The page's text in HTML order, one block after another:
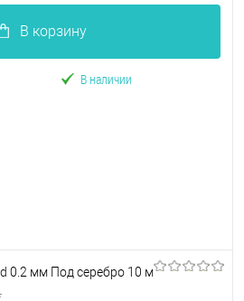
В корзину
В наличии
0.2 мм Под серебро 10 м